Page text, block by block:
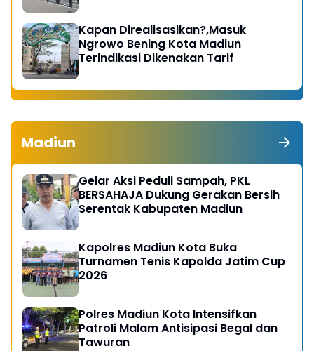
Kapan Direalisasikan?,Masuk
Ngrowo Bening Kota Madiun
Terindikasi Dikenakan Tarif
Madiun
Gelar Aksi Peduli Sampah, PKL
BERSAHAJA Dukung Gerakan Bersih
Serentak Kabupaten Madiun
Kapolres Madiun Kota Buka
Turnamen Tenis Kapolda Jatim Cup
2026
Polres Madiun Kota Intensifkan
Patroli Malam Antisipasi Begal dan
Tawuran